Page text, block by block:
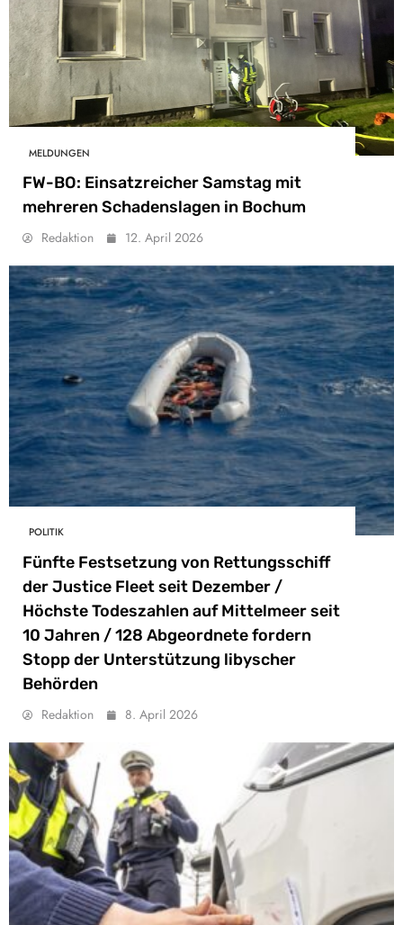
MELDUNGEN
FW-BO: Einsatzreicher Samstag mit
mehreren Schadenslagen in Bochum
Redaktion 12. April 2026
POLITIK
Fünfte Festsetzung von Rettungsschiff
der Justice Fleet seit Dezember /
Höchste Todeszahlen auf Mittelmeer seit
10 Jahren / 128 Abgeordnete fordern
Stopp der Unterstützung libyscher
Behörden
Redaktion 8. April 2026